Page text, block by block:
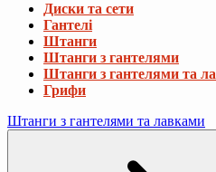
Диски та сети
Гантелі
Штанги
Штанги з гантелями
Штанги з гантелями та
Грифи
Штанги з гантелями та лавками